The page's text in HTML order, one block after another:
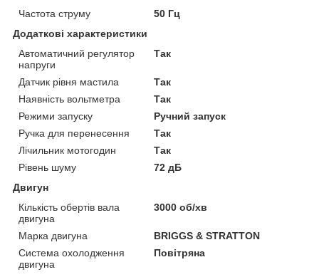
Частота струму
50 Гц
Додаткові характеристики
Автоматичний регулятор
напруги
Так
Датчик рівня мастила
Так
Наявність вольтметра
Так
Режими запуску
Ручний запуск
Ручка для перенесення
Так
Лічильник мотогодин
Так
Рівень шуму
72 дБ
Двигун
Кількість обертів вала
двигуна
3000 об/хв
Марка двигуна
BRIGGS & STRATTON
Система охолодження
двигуна
Повітряна